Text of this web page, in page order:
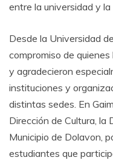
entre la universidad y la
Desde la Universidad
compromiso de
y agradecieron
instituciones y
distintas sedes. En
Dirección de Cultura, la
Municipio de Dolavon,
estudiantes que